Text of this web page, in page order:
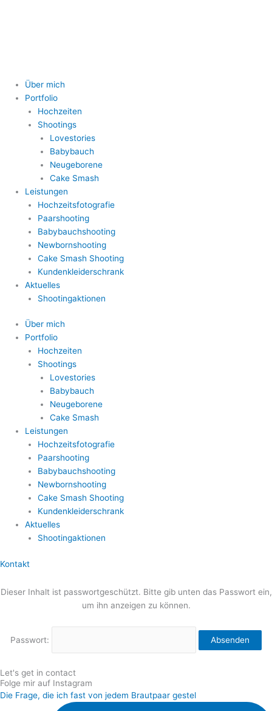
Über mich
Portfolio
Hochzeiten
Shootings
Lovestories
Babybauch
Neugeborene
Cake Smash
Leistungen
Hochzeitsfotografie
Paarshooting
Babybauchshooting
Newbornshooting
Cake Smash Shooting
Kundenkleiderschrank
Aktuelles
Shootingaktionen
Über mich
Portfolio
Hochzeiten
Shootings
Lovestories
Babybauch
Neugeborene
Cake Smash
Leistungen
Hochzeitsfotografie
Paarshooting
Babybauchshooting
Newbornshooting
Cake Smash Shooting
Kundenkleiderschrank
Aktuelles
Shootingaktionen
Kontakt
Dieser Inhalt ist passwortgeschützt. Bitte gib unten das Passwort ein,
um ihn anzeigen zu können.
Passwort:
Let's get in contact
Folge mir auf Instagram
Die Frage, die ich fast von jedem Brautpaar gestel